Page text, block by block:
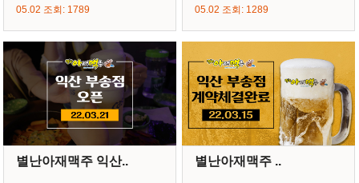
05.02 조회: 1789 05.02 조회: 1289
별난아재맥주 익산.. 별난아재맥주 ..